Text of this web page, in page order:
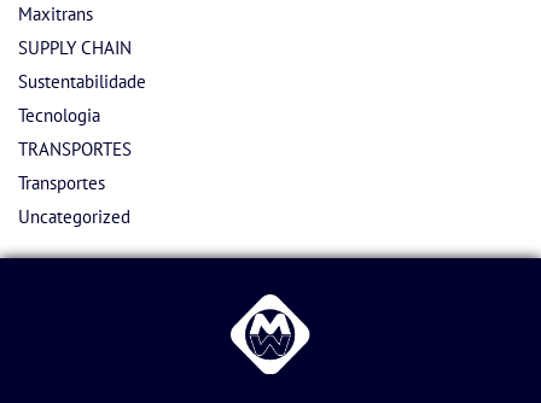
Maxitrans
SUPPLY CHAIN
Sustentabilidade
Tecnologia
TRANSPORTES
Transportes
Uncategorized